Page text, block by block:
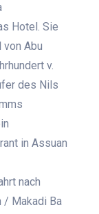
Hotel. Sie
Abu
v.
des Nils
in Assuan
nach
/ Makadi Ba